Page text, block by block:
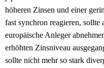
höheren Zinsen und einer
fast synchron reagieren, sollte
europäische Anleger
erhöhten Zinsniveau
sollte nicht mehr so stark